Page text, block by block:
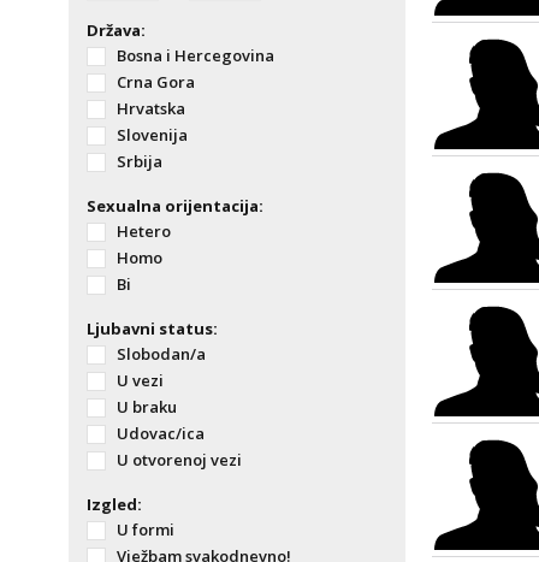
Država:
Bosna i Hercegovina
Crna Gora
Hrvatska
Slovenija
Srbija
Sexualna orijentacija:
Hetero
Homo
Bi
Ljubavni status:
Slobodan/a
U vezi
U braku
Udovac/ica
U otvorenoj vezi
Izgled:
U formi
Vježbam svakodnevno!